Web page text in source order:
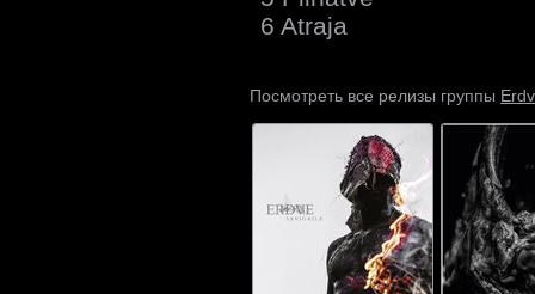
6 Atraja
Посмотреть все релизы группы